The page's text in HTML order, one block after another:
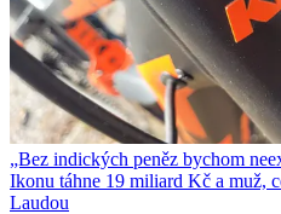
„Bez indických peněz bychom
Ikonu táhne 19 miliard Kč a muž,
Laudou